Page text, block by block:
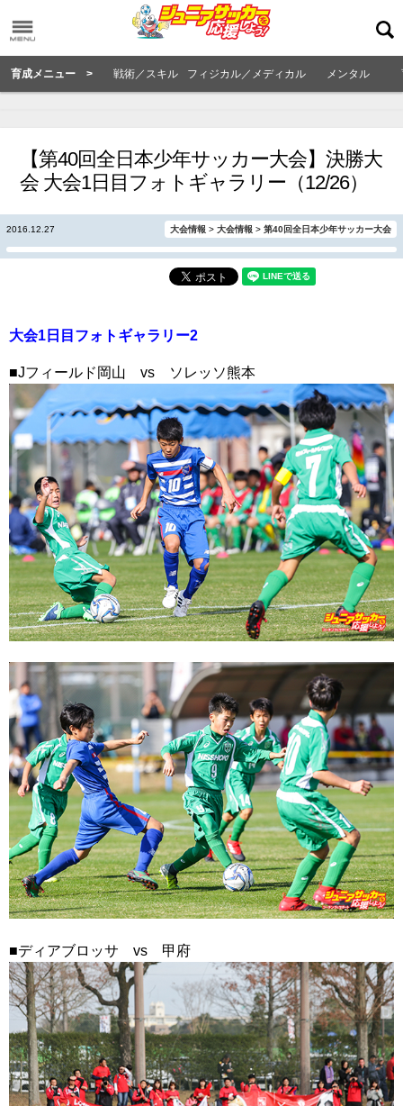
育成メニュー > 戦術／スキル フィジカル／メディカル メンタル
【第40回全日本少年サッカー大会】決勝大
会 大会1日目フォトギャラリー（12/26）
2016.12.27 大会情報 > 大会情報 > 第40回全日本少年サッカー大会
大会1日目フォトギャラリー2
■Jフィールド岡山 vs ソレッソ熊本
■ディアブロッサ vs 甲府